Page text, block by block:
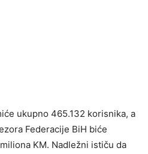
ukupno 465.132 korisnika, a
Federacije BiH biće
KM. Nadležni ističu da